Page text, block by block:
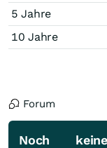
5 Jahre
10 Jahre
Forum
Noch